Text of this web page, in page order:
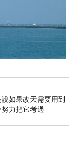
如果改天需要用到
努力把它考過———